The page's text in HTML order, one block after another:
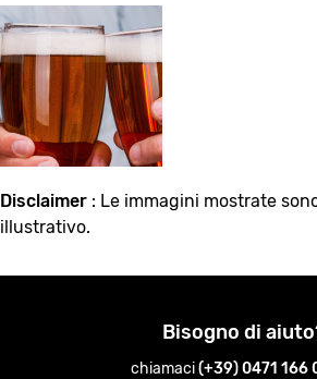
Disclaimer : Le immagini mostrate
illustrativo.
Bisogno di
chiamaci(+39) 0471 166